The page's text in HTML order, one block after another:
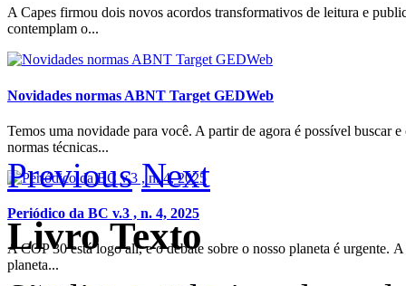
A Capes firmou dois novos acordos transformativos de leitura e
contemplam o...
Novidades normas ABNT Target GEDWeb
Temos uma novidade para você. A partir de agora é possível buscar e
normas técnicas...
Periódico da BC v.3 , n. 4, 2025
A COP 30 está logo ali, e o debate sobre o nosso planeta é urgente.
planeta...
Previous Next
Livro Texto